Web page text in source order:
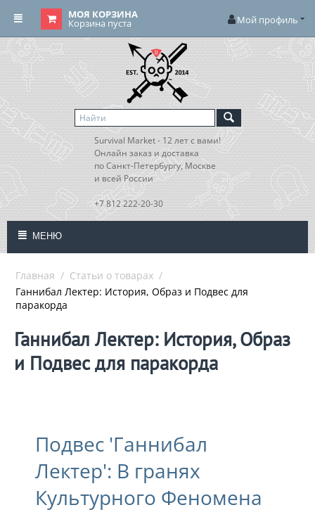
МОЯ КОРЗИНА
Корзина пуста Мой профиль
Survival Market - 12 лет с вами!
Онлайн заказ и доставка
по Санкт-Петербургу, Москве
и всей России
+7 812 222-20-30
МЕНЮ
Главная / Статьи о товарах /
Ганнибал Лектер: История, Образ и Подвес для
паракорда
Ганнибал Лектер: История, Образ
и Подвес для паракорда
Подвес 'Ганнибал
Лектер': В гранях
Культурного Феномена